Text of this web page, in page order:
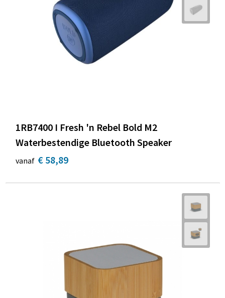
1RB7400 I Fresh 'n Rebel Bold M2
Waterbestendige Bluetooth Speaker
vanaf € 58,89